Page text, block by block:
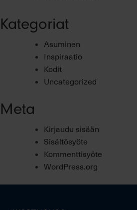
Kategoriat
Asuminen
Inspiraatio
Kodit
Uncategorized
Meta
Kirjaudu sisään
Sisältösyöte
Kommenttisyöte
WordPress.org